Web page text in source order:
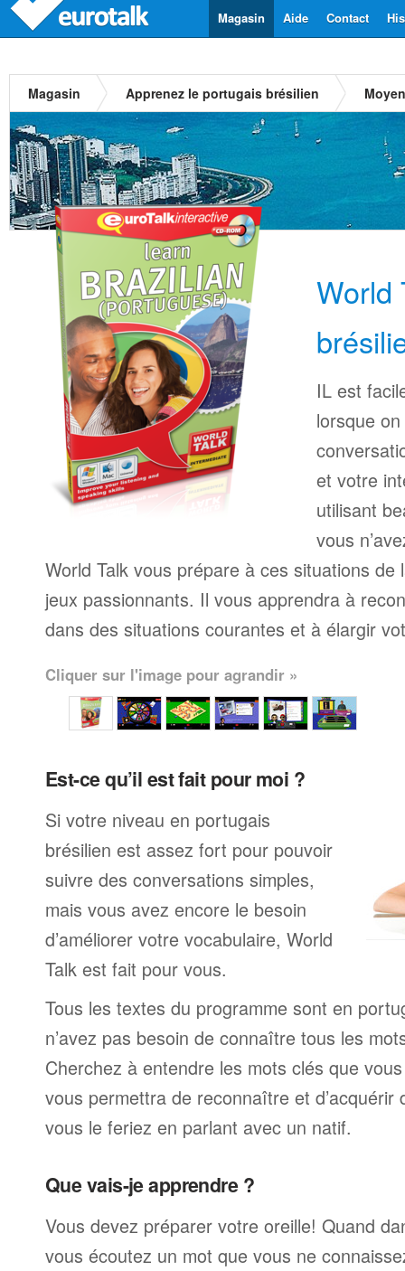
Contact
Aide
Magasin
Magasin Apprenez le portugais brésilien Moyen
World
IL est
lorsque
et votre
utilisant
vous
World Talk vous prépare à ces situations de
jeux passionnants. Il vous apprendra à
dans des situations courantes et à élargir
Cliquer sur l'image pour agrandir »
Est-ce qu’il est fait pour moi ?
Si votre niveau en portugais
brésilien est assez fort pour pouvoir
suivre des conversations simples,
mais vous avez encore le besoin
d’améliorer votre vocabulaire, World
Talk est fait pour vous.
Tous les textes du programme sont en
n’avez pas besoin de connaître tous les
Cherchez à entendre les mots clés que
vous permettra de reconnaître et d’acquérir
vous le feriez en parlant avec un natif.
Que vais-je apprendre ?
Vous devez préparer votre oreille! Quand
vous écoutez un mot que vous ne